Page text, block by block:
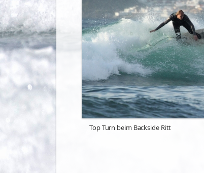
Top Turn beim Backside Ritt